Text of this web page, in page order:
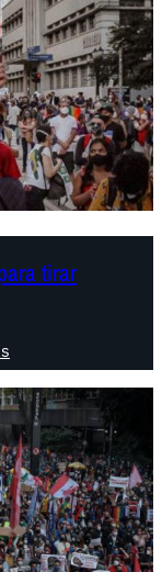
s
i
l
:
U
m
a
l
u
a
c
e
s
t
r
a
l
q
tirar
B
r
a
s
i
l
: